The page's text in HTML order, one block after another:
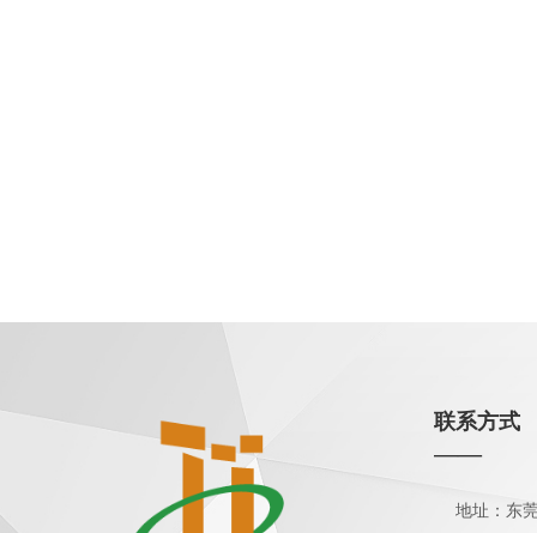
联系方式
——
地址：东